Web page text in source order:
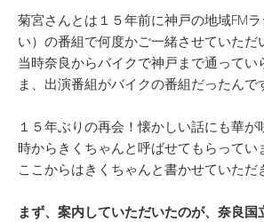
菊宮さんとは１５年前に神戸の地域FM
い）の番組で何度かご一緒させていただ
当時奈良からバイクで神戸まで通ってい
ま、出演番組がバイクの番組だったんで
１５年ぶりの再会！懐かしい話にも華が
時からきくちゃんと呼ばせてもらってい
ここからはきくちゃんと書かせていただ
まず、案内していただいたのが、奈良